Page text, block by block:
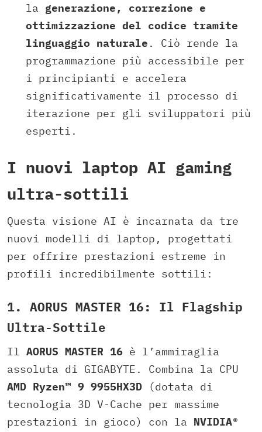
la generazione, correzione e
ottimizzazione del codice tramite
linguaggio naturale . Ciò rende la
programmazione più accessibile per
i principianti e accelera
significativamente il processo di
iterazione per gli sviluppatori più
esperti.
I nuovi laptop AI gaming
ultra-sottili
Questa visione AI è incarnata da tre
nuovi modelli di laptop, progettati
per offrire prestazioni estreme in
profili incredibilmente sottili:
1. AORUS MASTER 16: Il Flagship
Ultra-Sottile
Il AORUS MASTER 16 è l’ammiraglia
assoluta di GIGABYTE. Combina la CPU
AMD Ryzen™ 9 9955HX3D (dotata di
tecnologia 3D V-Cache per massime
prestazioni in gioco) con la NVIDIA®